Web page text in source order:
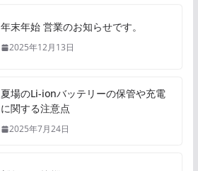
年末年始 営業のお知らせです。
2025年12月13日
夏場のLi-ionバッテリーの保管や充電
に関する注意点
2025年7月24日